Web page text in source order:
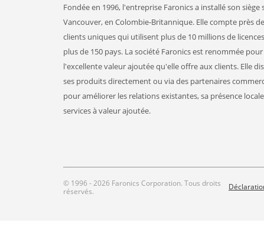
Fondée en 1996, l'entreprise Faronics a installé son siège
Vancouver, en Colombie-Britannique. Elle compte près
clients uniques qui utilisent plus de 10 millions de
plus de 150 pays. La société Faronics est renommée pour
l'excellente valeur ajoutée qu'elle offre aux clients. Elle
ses produits directement ou via des partenaires
pour améliorer les relations existantes, sa présence
services à valeur ajoutée.
© 1996 - 2026 Faronics Corporation. Tous droits
réservés.